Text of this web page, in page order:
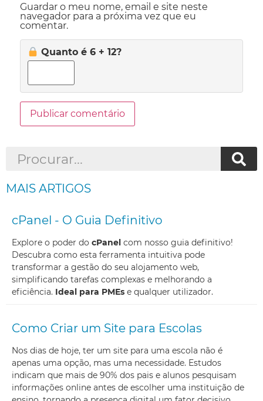
Guardar o meu nome, email e site neste
navegador para a próxima vez que eu
comentar.
Quanto é 6 + 12?
MAIS ARTIGOS
cPanel - O Guia Definitivo
Explore o poder do cPanel com nosso guia definitivo!
Descubra como esta ferramenta intuitiva pode
transformar a gestão do seu alojamento web,
simplificando tarefas complexas e melhorando a
eficiência. Ideal para PMEs e qualquer utilizador.
Como Criar um Site para Escolas
Nos dias de hoje, ter um site para uma escola não é
apenas uma opção, mas uma necessidade. Estudos
indicam que mais de 90% dos pais e alunos pesquisam
informações online antes de escolher uma instituição de